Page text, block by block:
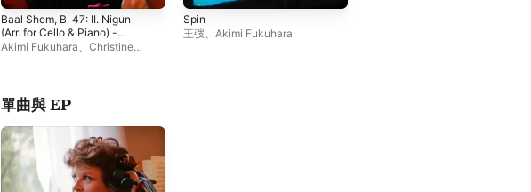
Baal Shem, B. 47: II. Nigun
(Arr. for Cello & Piano) -
Single
Akimi Fukuhara
Christine
Spin
王弢
Akimi Fukuhara
單曲與 EP